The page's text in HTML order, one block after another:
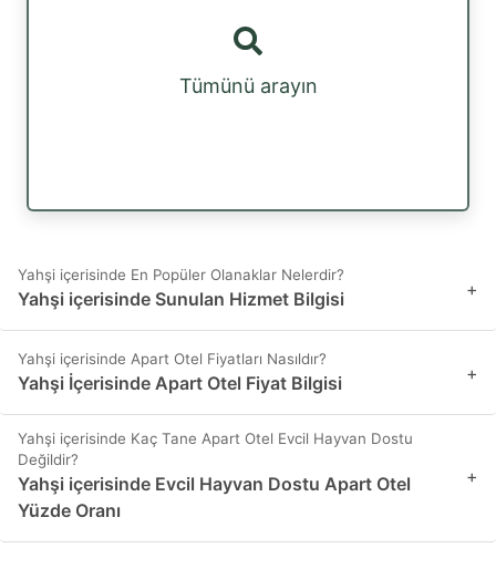
Tümünü arayın
Yahşi içerisinde En Popüler Olanaklar Nelerdir?
Yahşi içerisinde Sunulan Hizmet Bilgisi +
Yahşi içerisinde Apart Otel Fiyatları Nasıldır?
Yahşi İçerisinde Apart Otel Fiyat Bilgisi +
Yahşi içerisinde Kaç Tane Apart Otel Evcil Hayvan Dostu
Değildir?
Yahşi içerisinde Evcil Hayvan Dostu Apart Otel
Yüzde Oranı
+